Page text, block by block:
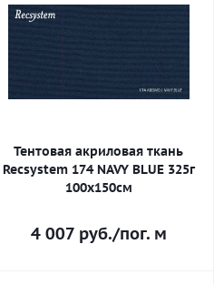
Тентовая акриловая ткань
Recsystem 174 NAVY BLUE 325г
100х150см
4 007руб./пог. м